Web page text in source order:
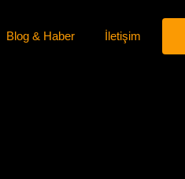
Blog & Haber İletişim